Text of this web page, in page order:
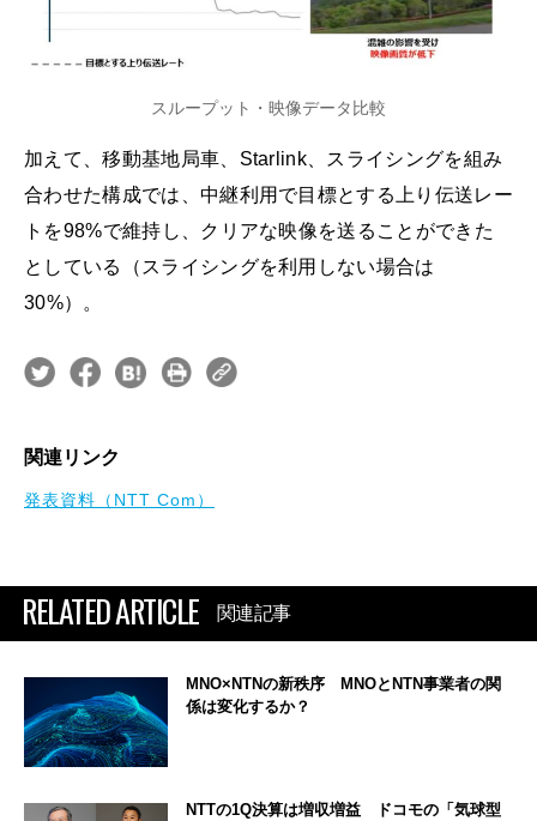
スループット・映像データ比較
加えて、移動基地局車、Starlink、スライシングを組み
合わせた構成では、中継利用で目標とする上り伝送レー
トを98%で維持し、クリアな映像を送ることができた
としている（スライシングを利用しない場合は
30%）。
関連リンク
発表資料（NTT Com）
RELATED ARTICLE 関連記事
MNO×NTNの新秩序 MNOとNTN事業者の関
係は変化するか？
NTTの1Q決算は増収増益 ドコモの「気球型